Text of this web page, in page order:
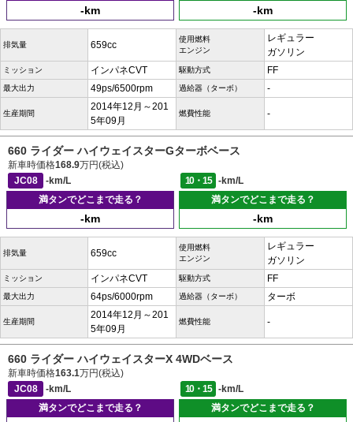
-km -km
排気量 659cc
使用燃料
エンジン
レギュラー
ガソリン
ミッション インパネCVT 駆動方式 FF
最大出力 49ps/6500rpm 過給器（ターボ） -
生産期間
2014年12月～201
5年09月
燃費性能 -
660 ライダー ハイウェイスターGターボベース
新車時価格168.9万円(税込)
JC08
-km/L 10・15
-km/L
満タンでどこまで走る？
-km
満タンでどこまで走る？
-km
排気量 659cc
使用燃料
エンジン
レギュラー
ガソリン
ミッション インパネCVT 駆動方式 FF
最大出力 64ps/6000rpm 過給器（ターボ） ターボ
生産期間
2014年12月～201
5年09月
燃費性能 -
660 ライダー ハイウェイスターX 4WDベース
新車時価格163.1万円(税込)
JC08
-km/L 10・15
-km/L
満タンでどこまで走る？
満タンでどこまで走る？